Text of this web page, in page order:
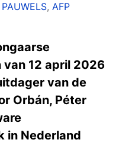
, AFP
12 april 2026
van de
Orbán, Péter
in Nederland